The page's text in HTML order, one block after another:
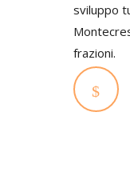
sviluppo
frazioni.